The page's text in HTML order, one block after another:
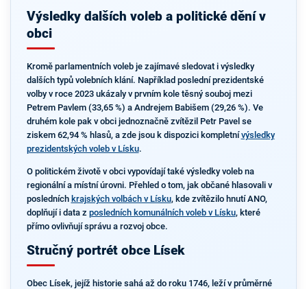
Výsledky dalších voleb a politické dění v
obci
Kromě parlamentních voleb je zajímavé sledovat i výsledky
dalších typů volebních klání. Například poslední prezidentské
volby v roce 2023 ukázaly v prvním kole těsný souboj mezi
Petrem Pavlem (33,65 %) a Andrejem Babišem (29,26 %). Ve
druhém kole pak v obci jednoznačně zvítězil Petr Pavel se
ziskem 62,94 % hlasů, a zde jsou k dispozici kompletnívýsledky
prezidentských voleb v Lísku.
O politickém životě v obci vypovídají také výsledky voleb na
regionální a místní úrovni. Přehled o tom, jak občané hlasovali v
posledních krajských volbách v Lísku, kde zvítězilo hnutí ANO,
doplňují i data z posledních komunálních voleb v Lísku, které
přímo ovlivňují správu a rozvoj obce.
Stručný portrét obce Lísek
Obec Lísek, jejíž historie sahá až do roku 1746, leží v průměrné